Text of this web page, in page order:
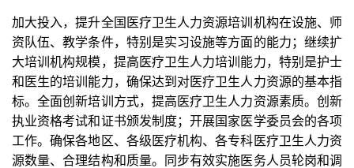
加大投入，提升全国医疗卫生人力资源培训机构在设施、师
资队伍、教学条件，特别是实习设施等方面的能力；继续扩
大培训机构规模，提高医疗卫生人力培训能力，特别是护士
和医生的培训能力，确保达到对医疗卫生人力资源的基本指
标。全面创新培训方式，提高医疗卫生人力资源素质。创新
执业资格考试和证书颁发制度；开展国家医学委员会的各项
工作。确保各地区、各级医疗机构、各专科医疗卫生人力资
源数量、合理结构和质量。同步有效实施医务人员轮岗和调